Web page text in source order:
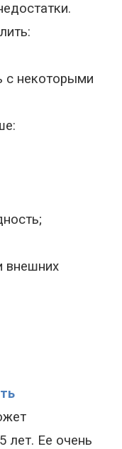
:
с некоторыми
внешних
лет. Ее очень